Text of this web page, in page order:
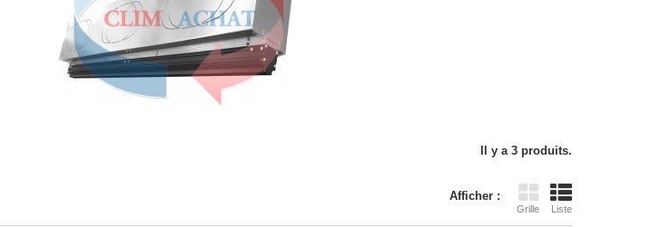
Il y a 3 produits.
Afficher :
Grille Liste